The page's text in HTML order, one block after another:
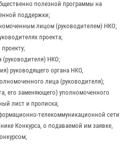
полезной программы на
поддержки;
лицом (руководителем) НКО;
проекта;
(руководителя) НКО;
руководящего органа НКО,
лица (руководителя);
его заменяющего) уполномоченного
лист и прописка;
телекоммуникационной сети
Конкурса, о подаваемой им заявке,